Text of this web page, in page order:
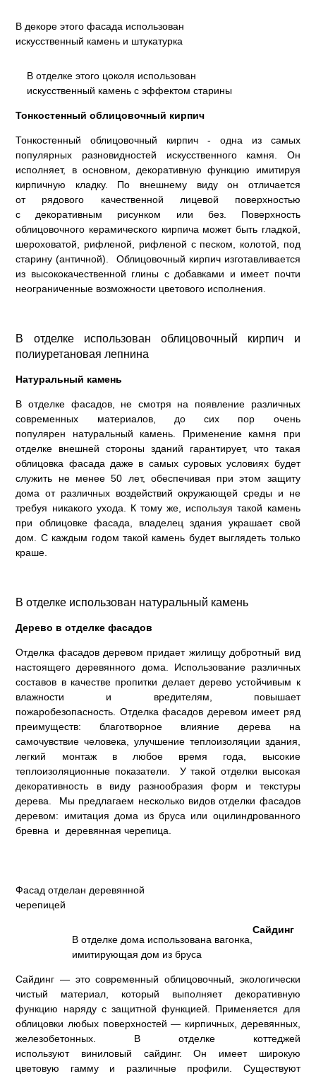
В декоре этого фасада использован
искусственный камень и штукатурка
В отделке этого цоколя использован
искусственный камень с эффектом старины
Тонкостенный облицовочный кирпич
Тонкостенный облицовочный кирпич - одна из самых
популярных разновидностей искусственного камня. Он
исполняет, в основном, декоративную функцию имитируя
кирпичную кладку. По внешнему виду он отличается
от рядового качественной лицевой поверхностью
с декоративным рисунком или без. Поверхность
облицовочного керамического кирпича может быть гладкой,
шероховатой, рифленой, рифленой с песком, колотой, под
старину (античной). Облицовочный кирпич изготавливается
из высококачественной глины с добавками и имеет почти
неограниченные возможности цветового исполнения.
В отделке использован облицовочный кирпич и
полиуретановая лепнина
Натуральный камень
В отделке фасадов, не смотря на появление различных
современных материалов, до сих пор очень
популярен натуральный камень. Применение камня при
отделке внешней стороны зданий гарантирует, что такая
облицовка фасада даже в самых суровых условиях будет
служить не менее 50 лет, обеспечивая при этом защиту
дома от различных воздействий окружающей среды и не
требуя никакого ухода. К тому же, используя такой камень
при облицовке фасада, владелец здания украшает свой
дом. С каждым годом такой камень будет выглядеть только
краше.
В отделке использован натуральный камень
Дерево в отделке фасадов
Отделка фасадов деревом придает жилищу добротный вид
настоящего деревянного дома. Использование различных
составов в качестве пропитки делает дерево устойчивым к
влажности и вредителям, повышает
пожаробезопасность. Отделка фасадов деревом имеет ряд
преимуществ: благотворное влияние дерева на
самочувствие человека, улучшение теплоизоляции здания,
легкий монтаж в любое время года, высокие
теплоизоляционные показатели. У такой отделки высокая
декоративность в виду разнообразия форм и текстуры
дерева. Мы предлагаем несколько видов отделки фасадов
деревом: имитация дома из бруса или оцилиндрованного
бревна и деревянная черепица.
Фасад отделан деревянной
черепицей
В отделке дома использована вагонка,
имитирующая дом из бруса
Сайдинг
Сайдинг — это современный облицовочный, экологически
чистый материал, который выполняет декоративную
функцию наряду с защитной функцией. Применяется для
облицовки любых поверхностей — кирпичных, деревянных,
железобетонных. В отделке коттеджей
используют виниловый сайдинг. Он имеет широкую
цветовую гамму и различные профили. Существуют